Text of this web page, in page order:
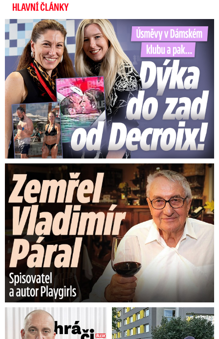
HLAVNÍ ČLÁNKY
Úsměvy v Dámském klubu a pak… Dýka do zad od Decroix!
Zemřel Vladimír Páral (†94): Autor lechtivých Playgirls